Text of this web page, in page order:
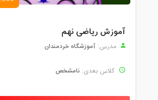
آموزش ریاضی نهم
مدرس: آموزشگاه خردمندان
کلاس بعدی: نامشخص